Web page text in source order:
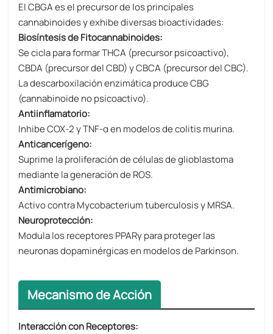
El CBGA es el precursor de los principales
cannabinoides y exhibe diversas bioactividades:
Biosíntesis de Fitocannabinoides:
Se cicla para formar THCA (precursor psicoactivo),
CBDA (precursor del CBD) y CBCA (precursor del CBC).
La descarboxilación enzimática produce CBG
(cannabinoide no psicoactivo).
Antiinflamatorio:
Inhibe COX-2 y TNF-α en modelos de colitis murina.
Anticancerígeno:
Suprime la proliferación de células de glioblastoma
mediante la generación de ROS.
Antimicrobiano:
Activo contra Mycobacterium tuberculosis y MRSA.
Neuroprotección:
Modula los receptores PPARγ para proteger las
neuronas dopaminérgicas en modelos de Parkinson.
Mecanismo de Acción
Interacción con Receptores: